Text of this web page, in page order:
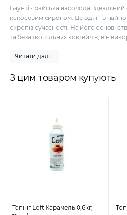
Баунті - райська насолода. Ідеальний
кокосовим сиропом. Це один із
сиропів сучасності. На його основі
та безалкогольних коктейлів, він
Читати далі...
З цим товаром купують
Топінг Loft Карамель 0,6кг,